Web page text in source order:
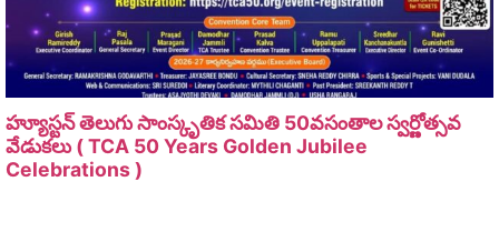
హ్యూస్టన్ తెలుగు సాంస్కృతిక సమితి 50వసంతాల స్వర్ణోత్సవ
వేడుకలు ( TCA 50 Years Golden Jubilee
Celebrations )